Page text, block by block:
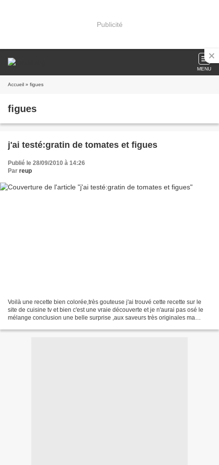
Publicité
MENU
Accueil » figues
figues
j'ai testé:gratin de tomates et figues
Publié le 28/09/2010 à 14:26
Par reup
Voilà une recette bien colorée,très gouteuse j'ai trouvé cette recette sur le
site de cuisine tv et bien c'est une vraie découverte et je n'aurai pas osé le
mélange conclusion une belle surprise ,aux saveurs très originales ma